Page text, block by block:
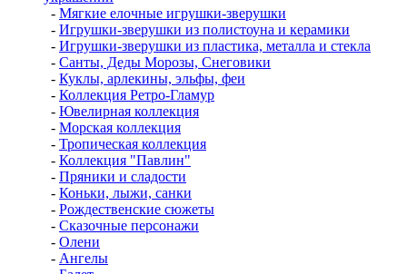
- Мягкие елочные игрушки-зверушки
- Игрушки-зверушки из полистоуна и керамики
- Игрушки-зверушки из пластика, металла и стекла
- Санты, Деды Морозы, Снеговики
- Куклы, арлекины, эльфы, феи
- Коллекция Ретро-Гламур
- Ювелирная коллекция
- Морская коллекция
- Тропическая коллекция
- Коллекция "Павлин"
- Пряники и сладости
- Коньки, лыжи, санки
- Рождественские сюжеты
- Сказочные персонажи
- Олени
- Ангелы